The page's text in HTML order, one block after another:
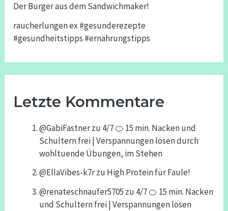
Der Burger aus dem Sandwichmaker!
raucherlungen ex #gesunderezepte
#gesundheitstipps #ernährungstipps
Letzte Kommentare
@GabiFastnerzu 4/7 🍊 15 min. Nacken und
Schultern frei | Verspannungen lösen durch
wohltuende Übungen, im Stehen
@EllaVibes-k7rzu High Protein für Faule!
@renateschnaufer5705 zu 4/7 🍊 15 min. Nacken
und Schultern frei | Verspannungen lösen